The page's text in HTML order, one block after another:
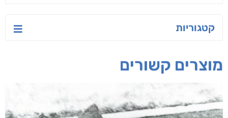
קטגוריות
מוצרים קשורים